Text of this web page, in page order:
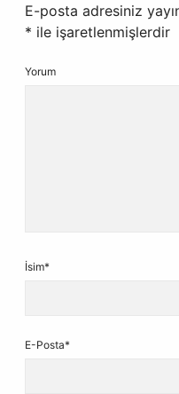
E-posta adresiniz
* ile işaretlenmişlerdir
Yorum
İsim*
E-Posta*